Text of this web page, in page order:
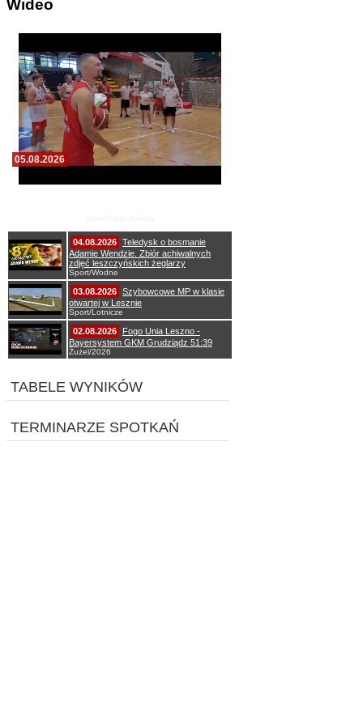
Wideo
05.08.2026
04.08.2026 Teledysk o bosmanie
Adamie Wendzie. Zbiór achiwalnych
zdjęć leszczyńskich żeglarzy
Sport/Wodne
03.08.2026 Szybowcowe MP w klasie
otwartej w Lesznie
Sport/Lotnicze
02.08.2026
Fogo Unia Leszno -
Bayersystem GKM Grudziądz 51:39
Żużel/2026
TABELE WYNIKÓW
TERMINARZE SPOTKAŃ